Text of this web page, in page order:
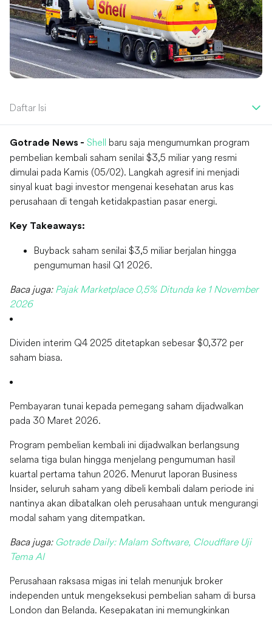
Daftar Isi
Gotrade News - Shell baru saja mengumumkan program
pembelian kembali saham senilai $3,5 miliar yang resmi
dimulai pada Kamis (05/02). Langkah agresif ini menjadi
sinyal kuat bagi investor mengenai kesehatan arus kas
perusahaan di tengah ketidakpastian pasar energi.
Key Takeaways:
Buyback saham senilai $3,5 miliar berjalan hingga
pengumuman hasil Q1 2026.
Baca juga: Pajak Marketplace 0,5% Ditunda ke 1 November
2026
Dividen interim Q4 2025 ditetapkan sebesar $0,372 per
saham biasa.
Pembayaran tunai kepada pemegang saham dijadwalkan
pada 30 Maret 2026.
Program pembelian kembali ini dijadwalkan berlangsung
selama tiga bulan hingga menjelang pengumuman hasil
kuartal pertama tahun 2026. Menurut laporan Business
Insider, seluruh saham yang dibeli kembali dalam periode ini
nantinya akan dibatalkan oleh perusahaan untuk mengurangi
modal saham yang ditempatkan.
Baca juga: Gotrade Daily: Malam Software, Cloudflare Uji
Tema AI
Perusahaan raksasa migas ini telah menunjuk broker
independen untuk mengeksekusi pembelian saham di bursa
London dan Belanda. Kesepakatan ini memungkinkan